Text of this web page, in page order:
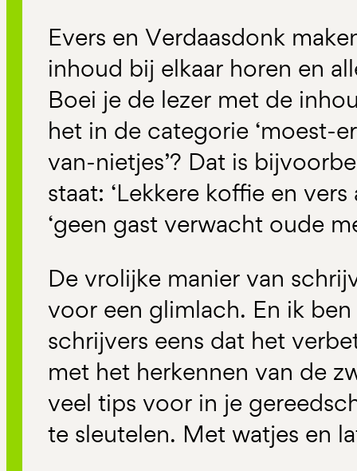
Evers en Verdaasdonk
inhoud bij elkaar horen en
Boei je de lezer met de
het in de categorie ‘moest-
van-nietjes’? Dat is
staat: ‘Lekkere koffie en
‘geen gast verwacht oude
De vrolijke manier van
voor een glimlach. En ik
schrijvers eens dat het
met het herkennen van de
veel tips voor in je
te sleutelen. Met watjes en